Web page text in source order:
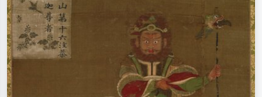
Hokusai, Akt.